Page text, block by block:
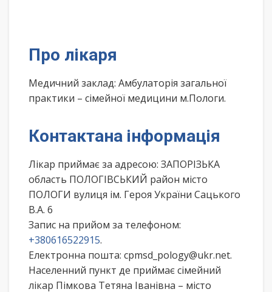
Про лікаря
Медичний заклад: Амбулаторія загальної
практики – сімейної медицини м.Пологи.
Контактана інформація
Лікар приймає за адресою: ЗАПОРІЗЬКА
область ПОЛОГІВСЬКИЙ район місто
ПОЛОГИ вулиця ім. Героя України Сацького
В.А. 6
Запис на прийом за телефоном:
+380616522915.
Електронна пошта: cpmsd_pology@ukr.net.
Населенний пункт де приймає сімейний
лікар Пімкова Тетяна Іванівна – місто